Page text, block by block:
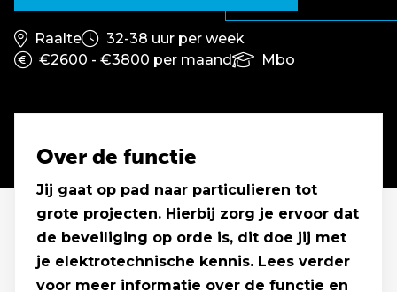
Raalte
32-38 uur per week
€2600 - €3800 per maand
Mbo
Over de functie
Jij gaat op pad naar particulieren tot
grote projecten. Hierbij zorg je ervoor dat
de beveiliging op orde is, dit doe jij met
je elektrotechnische kennis. Lees verder
voor meer informatie over de functie en